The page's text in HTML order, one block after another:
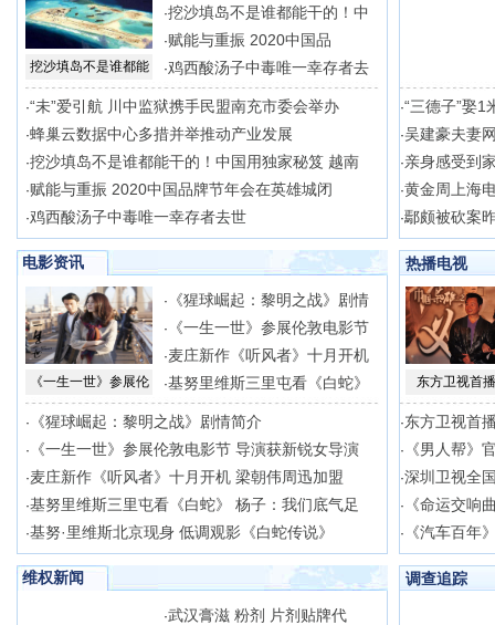
挖沙填岛不是谁都能
·挖沙填岛不是谁都能干的！中
·赋能与重振 2020中国品
·鸡西酸汤子中毒唯一幸存者去
·“未”爱引航 川中监狱携手民盟南充市委会举办
·蜂巢云数据中心多措并举推动产业发展
·挖沙填岛不是谁都能干的！中国用独家秘笈 越南
·赋能与重振 2020中国品牌节年会在英雄城闭
·鸡西酸汤子中毒唯一幸存者去世
·“三德子”娶1
·吴建豪夫妻
·亲身感受到
·黄金周上海
·鄢颇被砍案
电影资讯
《一生一世》参展伦
· 《猩球崛起：黎明之战》剧情
· 《一生一世》参展伦敦电影节
·麦庄新作《听风者》十月开机
·基努里维斯三里屯看《白蛇》
· 《猩球崛起：黎明之战》剧情简介
· 《一生一世》参展伦敦电影节 导演获新锐女导演
·麦庄新作《听风者》十月开机 梁朝伟周迅加盟
·基努里维斯三里屯看《白蛇》 杨子：我们底气足
·基努·里维斯北京现身 低调观影《白蛇传说》
热播电视
东方卫视首
·东方卫视首
· 《男人帮》
·深圳卫视全
· 《命运交响
· 《汽车百年
维权新闻
·武汉膏滋 粉剂 片剂贴牌代
调查追踪